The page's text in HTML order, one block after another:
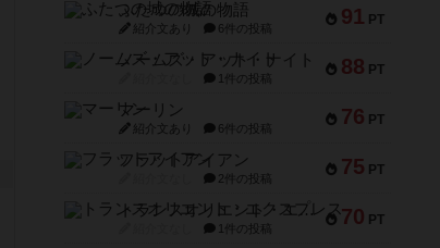
91 PT
ふたつの城の物語
紹介文あり 6件の投稿
88 PT
ノームズ・アット・ナイト
1件の投稿
76 PT
マーリン
紹介文あり 6件の投稿
75 PT
フラットアイアン
2件の投稿
70 PT
トランスオリエント・エクスプレス
1件の投稿